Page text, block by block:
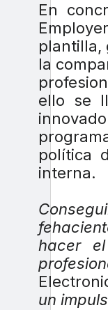
En
plantilla,
la
ello se
política
interna.
hacer
un